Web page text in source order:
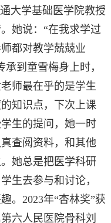
大学基础医学院教授
她说：“在我求学过
都对教学兢兢业
到童雪梅身上时，
师最在乎的是学生
知识点，下次上课
生的提问，她一时
查阅资料，和其他
她总是把医学科研
生去参与和讨论，
。2023年“杏林奖”获
六人民医院骨科刘